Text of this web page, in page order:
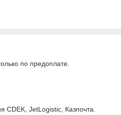
по предоплате.
CDEK, JetLogistic, Казпочта.